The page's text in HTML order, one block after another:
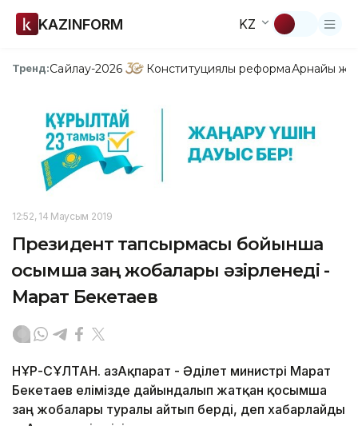
KAZINFORM KZ
Тренд:Сайлау-2026 Конституциялық реформаАрнайы
12:52, 14 Маусым 2019
Президент тапсырмасы бойынша
қосымша заң жобалары әзірленеді -
Марат Бекетаев
НҰР-СҰЛТАН. ҚазАқпарат - Әділет министрі Марат
Бекетаев елімізде дайындалып жатқан қосымша
заң жобалары туралы айтып берді, деп хабарлайды